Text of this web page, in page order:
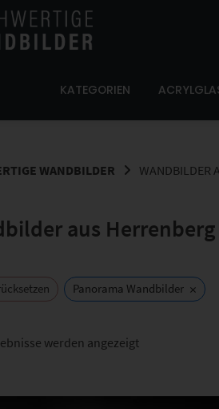
KATEGORIEN
WANDBILDER WANDBILDER
aus Herrenberg
Panorama Wandbilder ×
werden angezeigtNach
Dieses Produkt weist mehrere Varianten auf. Die Optionen können auf der Produktseite gewählt werden